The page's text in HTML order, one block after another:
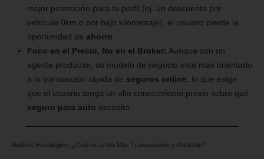
mejor promoción para tu perfil (ej. un descuento por
vehículo 0km o por bajo kilometraje), el usuario pierde la
oportunidad de ahorro
Foco en el Precio, No en el Broker: Aunque son un
agente productor, su modelo de negocio está más orientado
a la transacción rápida de seguros online , lo que exige
que el usuario tenga un alto conocimiento previo sobre qué
seguro para auto necesita.
Análisis Estratégico: ¿Cuál es la Vía Más Transparente y Rentable?